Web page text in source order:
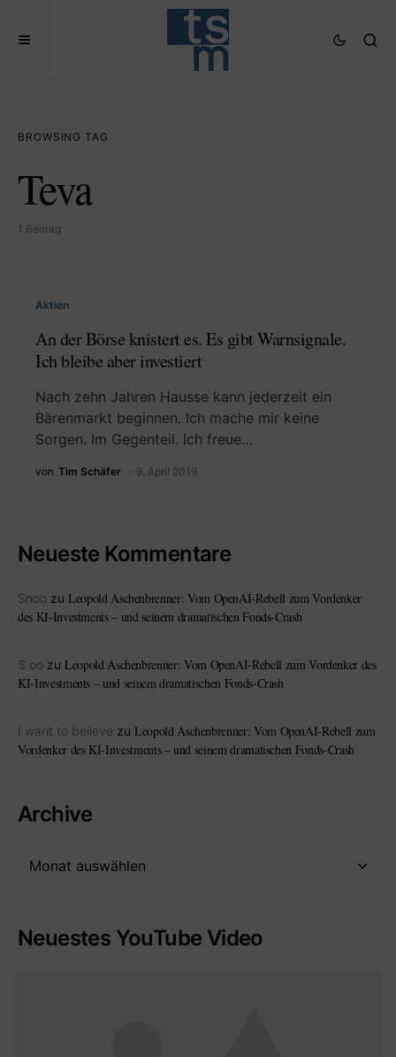
BROWSING TAG
Teva
1 Beitrag
Aktien
An der Börse knistert es. Es gibt Warnsignale.
Ich bleibe aber investiert
Nach zehn Jahren Hausse kann jederzeit ein
Bärenmarkt beginnen. Ich mache mir keine
Sorgen. Im Gegenteil. Ich freue…
von Tim Schäfer 9. April 2019
Neueste Kommentare
Snoo zu Leopold Aschenbrenner: Vom OpenAI-Rebell zum Vordenker
des KI-Investments – und seinem dramatischen Fonds-Crash
S oo zu Leopold Aschenbrenner: Vom OpenAI-Rebell zum Vordenker des
KI-Investments – und seinem dramatischen Fonds-Crash
I want to believe zu Leopold Aschenbrenner: Vom OpenAI-Rebell zum
Vordenker des KI-Investments – und seinem dramatischen Fonds-Crash
Archive
Neuestes YouTube Video